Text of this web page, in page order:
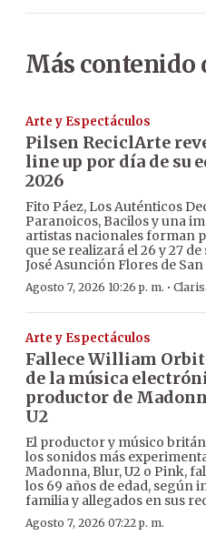
Más contenido
Arte y Espectáculos
Pilsen ReciclArte
line up por día de su
2026
Fito Páez, Los Auténticos
Paranoicos, Bacilos y una
artistas nacionales forman
que se realizará el 26 y 27
José Asunción Flores de
Agosto 7, 2026 10:26 p. m. ·
Arte y Espectáculos
Fallece William
de la música
productor de
U2
El productor y músico
los sonidos más
Madonna, Blur, U2 o Pink,
los 69 años de edad, según
familia y allegados en sus
Agosto 7, 2026 07:22 p. m.